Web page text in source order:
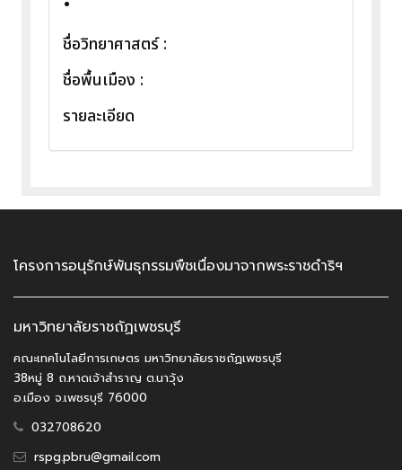
ชื่อวิทยาศาสตร์ :
ชื่อพื้นเมือง :
รายละเอียด
โครงการอนุรักษ์พันธุกรรมพืชเนื่องมาจากพระราชดำริฯ
มหาวิทยาลัยราชถัฏเพชรบุรี
คณะเทคโนโลยีการเกษตร มหาวิทยาลัยราชถัฏเพชรบุรี
38หมู่ 8 ถ.หาดเจ้าสำราญ ต.นาวุ้ง
อ.เมือง จ.เพชรบุรี 76000
032708620
rspg.pbru@gmail.com